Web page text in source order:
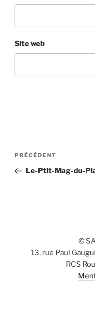
Site web
Navigation
l’article
Article
précédent
PRÉCÉDENT
Le-Ptit-Mag-du-
©
13, rue Paul
RCS